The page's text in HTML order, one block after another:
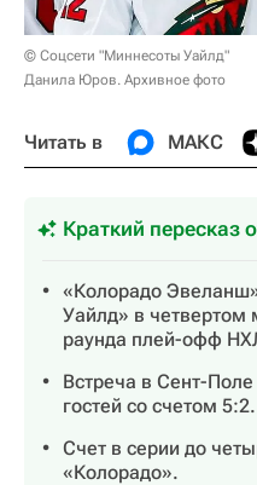
© Соцсети "Миннесоты Уайлд"
Данила Юров. Архивное фото
Читать в МАКС
Краткий пересказ
«Колорадо
Уайлд» в четвертом
раунда плей-офф
Встреча в Сент-
гостей со счетом 5:2.
Счет в серии до
«Колорадо».